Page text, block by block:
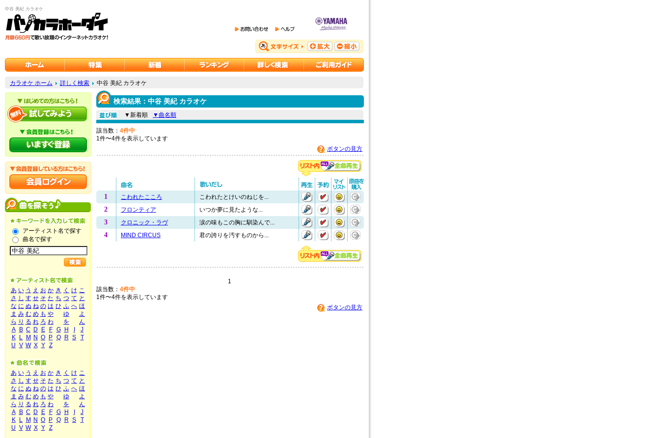
中谷 美紀 カラオケ
カラオケ ホーム 詳しく検索 中谷 美紀 カラオケ
アーティスト名で探す
曲名で探す
あ い う え お か き く け こ
さ し す せ そ た ち つ て と
な に ぬ ね の は ひ ふ へ ほ
ま み む め も や ゆ
よ
ら り る れ ろ わ を
ん
A
B C D E F G H
J
K
L M N O P Q R S
T
U V W X Y Z
あ い う え お か き く け こ
さ し す せ そ た ち つ て と
な に ぬ ね の は ひ ふ へ ほ
ま み む め も や ゆ
よ
ら り る れ ろ わ を
ん
A
B C D E F G H
J
K
L M N O P Q R S
T
U V W X Y Z
検索結果：中谷 美紀 カラオケ
▼新着順 ▼曲名順
該当数： 4件中
1件〜4件を表示しています
ボタンの見方
1 こわれたこころ こわれたとけいのねじを...
2 フロンティア いつか夢に見たような...
3 クロニック・ラヴ 涙の味もこの胸に馴染んで...
4 MIND CIRCUS 君の誇りを汚すものから...
1
該当数： 4件中
1件〜4件を表示しています
ボタンの見方